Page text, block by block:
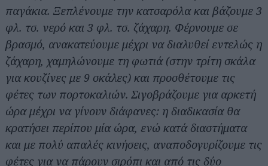
παγάκια. Ξεπλένουμε την κατσαρόλα και βάζουμε 3
φλ. τσ. νερό και 3 φλ. τσ. ζάχαρη. Φέρνουμε σε
βρασμό, ανακατεύουμε μέχρι να διαλυθεί εντελώς η
ζάχαρη, χαμηλώνουμε τη φωτιά (στην τρίτη σκάλα
για κουζίνες με 9 σκάλες) και προσθέτουμε τις
φέτες των πορτοκαλιών. Σιγοβράζουμε για αρκετή
ώρα μέχρι να γίνουν διάφανες: η διαδικασία θα
κρατήσει περίπου μία ώρα, ενώ κατά διαστήματα
και με πολύ απαλές κινήσεις, αναποδογυρίζουμε τις
φέτες για να πάρουν σιρόπι και από τις δύο